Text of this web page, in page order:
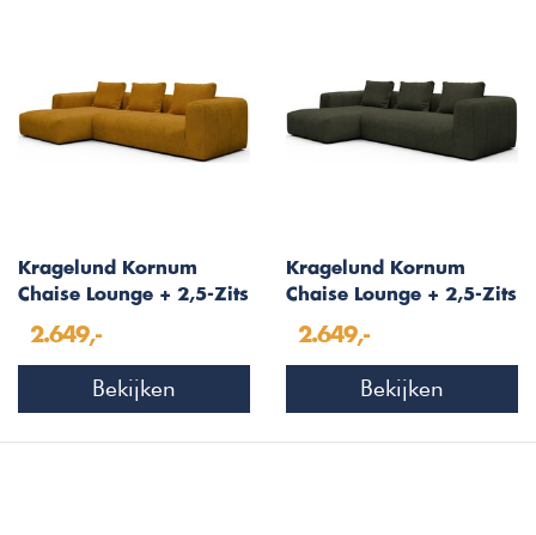
Kragelund Kornum
Chaise Lounge + 2,5-Zits
2.649,-
Bekijken
Kragelund Kornum
Chaise Lounge + 2,5-Zits
2.649,-
Bekijken